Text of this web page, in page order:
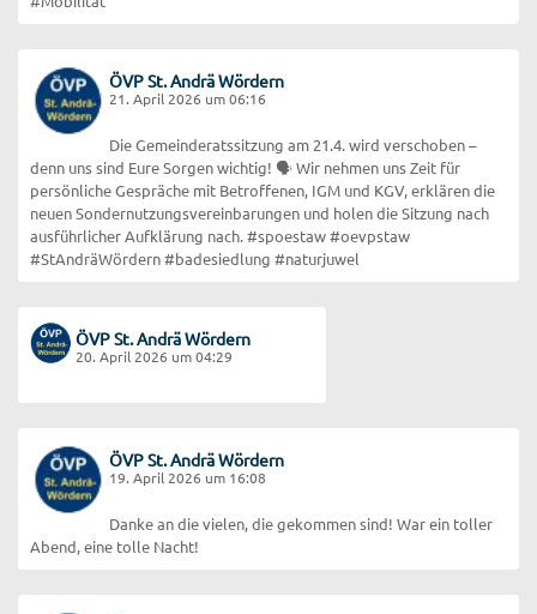
ÖVP St. Andrä Wördern
21. April 2026 um 06:16
Die Gemeinderatssitzung am 21.4. wird verschoben –
denn uns sind Eure Sorgen wichtig! 🗣️ Wir nehmen uns Zeit für
persönliche Gespräche mit Betroffenen, IGM und KGV, erklären die
neuen Sondernutzungsvereinbarungen und holen die Sitzung nach
ausführlicher Aufklärung nach. #spoestaw #oevpstaw
#StAndräWördern #badesiedlung #naturjuwel
ÖVP St. Andrä Wördern
20. April 2026 um 04:29
ÖVP St. Andrä Wördern
19. April 2026 um 16:08
Danke an die vielen, die gekommen sind! War ein toller
Abend, eine tolle Nacht!